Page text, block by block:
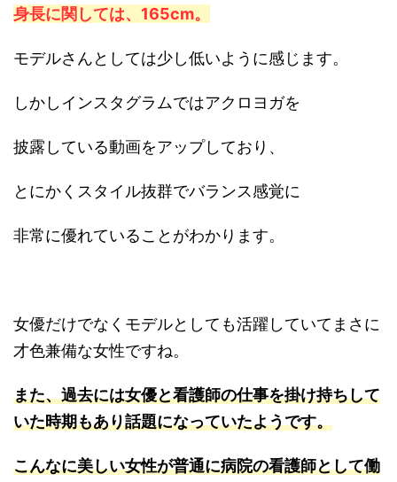
身長に関しては、165cm。
モデルさんとしては少し低いように感じます。
しかしインスタグラムではアクロヨガを
披露している動画をアップしており、
とにかくスタイル抜群でバランス感覚に
非常に優れていることがわかります。
女優だけでなくモデルとしても活躍していてまさに
才色兼備な女性ですね。
また、過去には女優と看護師の仕事を掛け持ちして
いた時期もあり話題になっていたようです。
こんなに美しい女性が普通に病院の看護師として働